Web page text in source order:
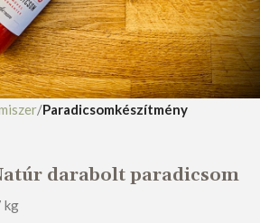
ide
Paradicsomkészítmény
darabolt paradicsom
kg